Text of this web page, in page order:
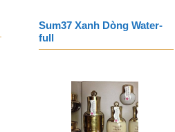
Sum37 Xanh Dòng Water-
full